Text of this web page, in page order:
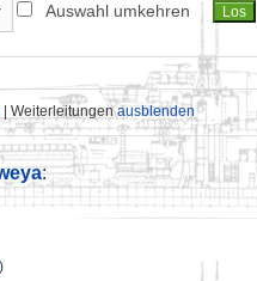
Auswahl umkehren
| Weiterleitungenausblenden
:
)